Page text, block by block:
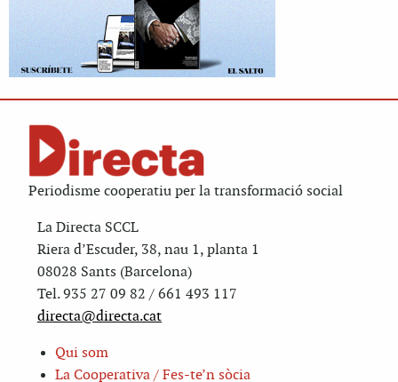
Periodisme cooperatiu per la transformació social
La Directa SCCL
Riera d’Escuder, 38, nau 1, planta 1
08028 Sants (Barcelona)
Tel. 935 27 09 82 / 661 493 117
directa@directa.cat
Qui som
La Cooperativa / Fes-te’n sòcia